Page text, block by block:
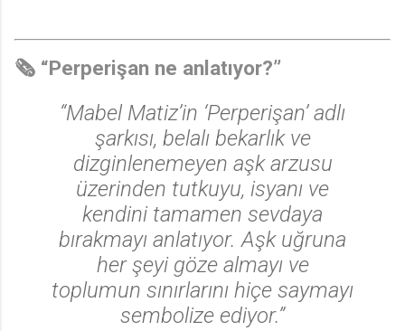
🗞️ “Perperişan ne anlatıyor?”
“Mabel Matiz’in ‘Perperişan’ adlı
şarkısı, belalı bekarlık ve
dizginlenemeyen aşk arzusu
üzerinden tutkuyu, isyanı ve
kendini tamamen sevdaya
bırakmayı anlatıyor. Aşk uğruna
her şeyi göze almayı ve
toplumun sınırlarını hiçe saymayı
sembolize ediyor.”